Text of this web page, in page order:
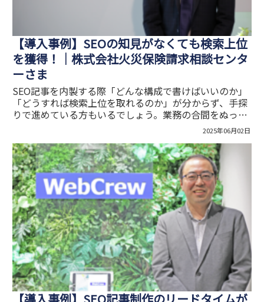
【導入事例】SEOの知見がなくても検索上位
を獲得！│株式会社火災保険請求相談センタ
ーさま
SEO記事を内製する際「どんな構成で書けばいいのか」
「どうすれば検索上位を取れるのか」が分からず、手探
りで進めている方もいるでしょう。業務の合間をぬって
制作しても、なかなか成果につながらないという悩みを
抱えるケースは少なくありません。今回は、火災保険の
請求サポートを行う株式会社火災保険請求相談センター
の船形さまに、ツクレルSEO導入の背景とその効果につ
いてうかがいました。
2025年06月02日